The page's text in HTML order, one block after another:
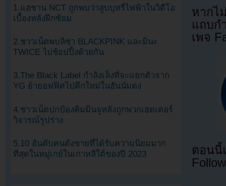
หากไ
แถบก
เพจ
ตอนนี้
1.แฮชาน NCT ถูกพบว่าสูบบุหรี่ไฟฟ้าในวิดีโอ
เบื้องหลังฝึกซ้อม
2.ชาวเน็ตพบลิซ่า BLACKPINK และมินะ
TWICE ไปช้อปปิ้งด้วยกัน
3.The Black Label กำลังเล็งที่จะแยกตัวจาก
YG ย้ายอฟฟิศไปตึกใหม่ในฮันนัมดง
4.ชาวเน็ตปกป้องคิมมินจูหลังถูกพวกเฮดเตอร์
วิจารณ์รูปร่าง
5.10 อันดับคนดังชายที่ได้รับความนิยมมาก
ที่สุดในหมู่เกย์ในเกาหลีใต้ของปี 2023